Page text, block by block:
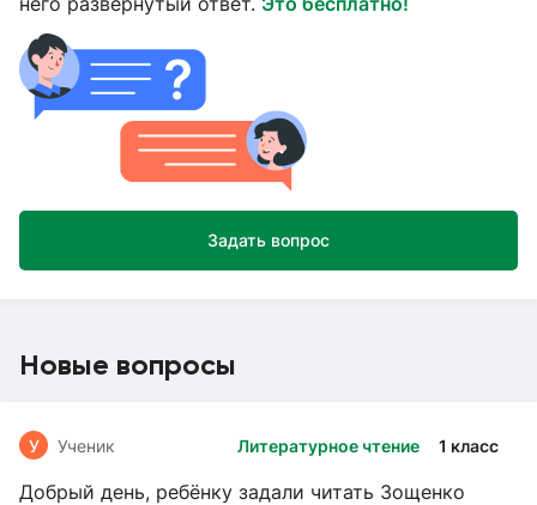
Задать вопрос
Новые вопросы
Литературное чтение 1 класс
У Ученик
Добрый день, ребёнку задали читать Зощенко